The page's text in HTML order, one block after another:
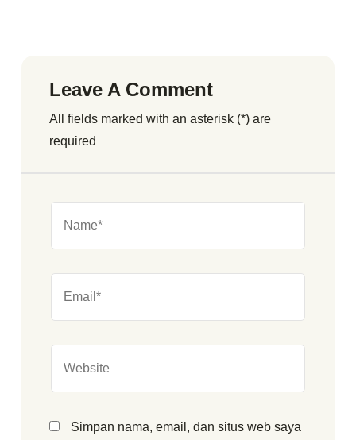
Leave A Comment
All fields marked with an asterisk (*) are
required
Simpan nama, email, dan situs web saya